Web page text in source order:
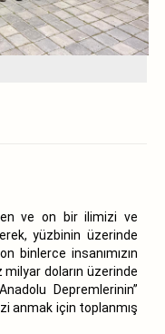
ve on bir ilimizi ve
yüzbinin üzerinde
binlerce insanımızın
doların üzerinde
Depremlerinin”
anmak için toplanmış